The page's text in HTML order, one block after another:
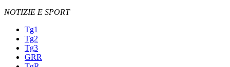
NOTIZIE E SPORT
Tg1
Tg2
Tg3
GRR